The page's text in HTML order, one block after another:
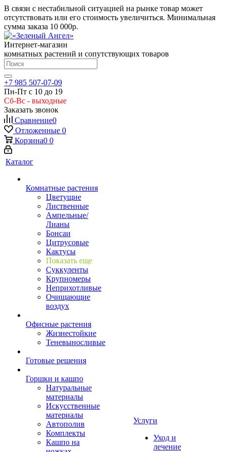
В связи с нестабильной ситуацией на рынке товар может
отсутствовать или его стоимость увеличиться. Минимальная
сумма заказа 10 000р.
Интернет-магазин
комнатных растений и сопутствующих товаров
+7 985 507-07-09
Пн-Пт с 10 до 19
Сб-Вс - выходные
Заказать звонок
Сравнение0
Отложенные 0
Корзина0 0
Каталог
Комнатные растения
Цветущие
Лиственные
Ампельные/
Лианы
Бонсаи
Цитрусовые
Кактусы
Показать еще
Суккуленты
Крупномеры
Неприхотливые
Очищающие
воздух
Офисные растения
Жизнестойкие
Теневыносливые
Готовые решения
Горшки и кашпо
Натуральные
материалы
Искусственные
материалы
Автополив
Комплекты
Кашпо на
Услуги
Уход и
лечение